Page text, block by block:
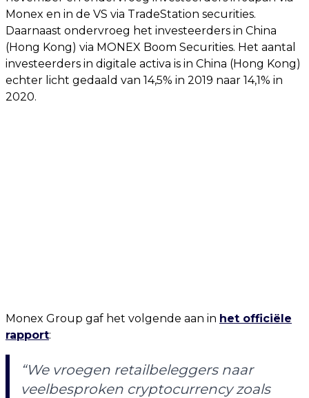
Monex en in de VS via TradeStation securities.
Daarnaast ondervroeg het investeerders in China
(Hong Kong) via MONEX Boom Securities. Het aantal
investeerders in digitale activa is in China (Hong Kong)
echter licht gedaald van 14,5% in 2019 naar 14,1% in
2020.
Monex Group gaf het volgende aan in het officiële
rapport:
“We vroegen retailbeleggers naar
veelbesproken cryptocurrency zoals